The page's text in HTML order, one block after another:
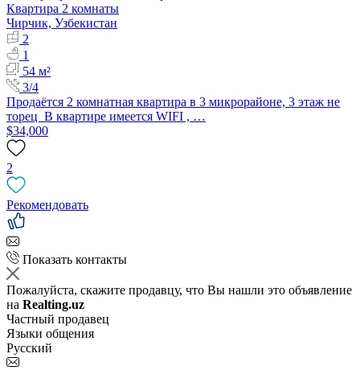
Квартира 2 комнаты
Чирчик, Узбекистан
2
1
54 м²
3/4
Продаётся 2 комнатная квартира в 3 микрорайоне, 3 этаж не
торец В квартире имеется WIFI , …
$34,000
2
Рекомендовать
Показать контакты
Пожалуйста, скажите продавцу, что Вы нашли это объявление
на Realting.uz
Частный продавец
Языки общения
Русский